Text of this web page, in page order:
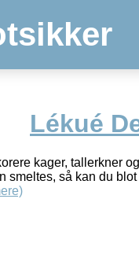
Lékué
kager, tallerkner
så kan du